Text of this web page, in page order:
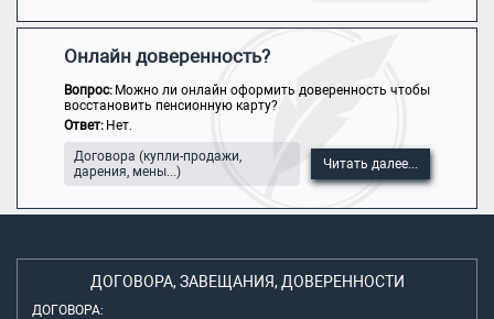
Онлайн доверенность?
Вопрос: Можно ли онлайн оформить доверенность чтобы
восстановить пенсионную карту?
Ответ: Нет.
Договора (купли-продажи,
дарения, мены...)
Читать далее...
ДОГОВОРА, ЗАВЕЩАНИЯ, ДОВЕРЕННОСТИ
ДОГОВОРА: